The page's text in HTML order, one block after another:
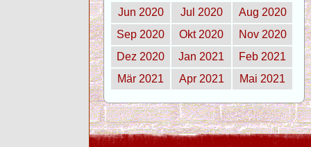
Jun 2020 Jul 2020
Aug 2020
Sep 2020
Okt 2020
Nov 2020
Dez 2020
Jan 2021
Feb 2021
Mär 2021
Apr 2021 Mai 2021